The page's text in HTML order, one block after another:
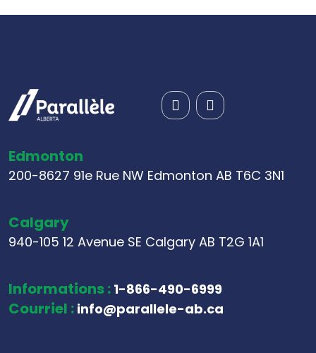
Edmonton
200-8627 91e Rue NW Edmonton AB T6C 3N1
Calgary
940-105 12 Avenue SE Calgary AB T2G 1A1
Informations : 1-866-490-6999
Courriel : info@parallele-ab.ca